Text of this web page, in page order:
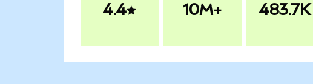
4.4 10M+ 483.7K